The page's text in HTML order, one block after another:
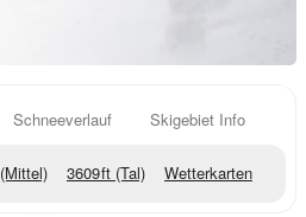
Schneeverlauf Skigebiet Info
(Mittel) 3609ft (Tal) Wetterkarten